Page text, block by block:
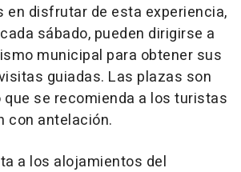
en disfrutar de esta experiencia,
sábado, pueden dirigirse a
municipal para obtener sus
guiadas. Las plazas son
que se recomienda a los turistas
con antelación.
a los alojamientos del